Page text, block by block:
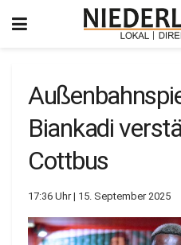
Biankadi
Cottbus
17:36 Uhr | 15. September 2025